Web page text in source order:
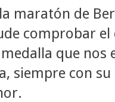
maratón de
comprobar
que
siempre con